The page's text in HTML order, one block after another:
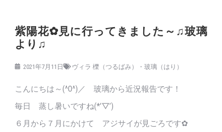
紫陽花✿見に行ってきました～♫玻璃
より♫
2021年7月11日 ヴィラ 櫟（つるばみ）・玻璃（はり）
こんにちは～(^O^)／ 玻璃から近況報告です！
毎日 蒸し暑いですね(*’▽’)
６月から７月にかけて アジサイが見ごろです✿